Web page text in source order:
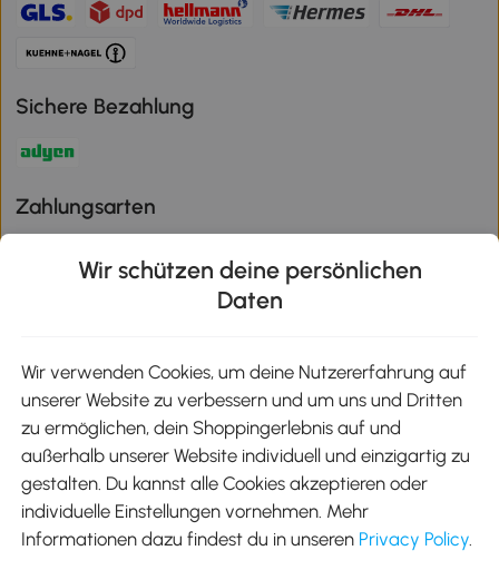
Sichere Bezahlung
Zahlungsarten
Aosom-App
Google Play
Wir schützen deine persönlichen
Daten
Wir verwenden Cookies, um deine Nutzererfahrung auf
unserer Website zu verbessern und um uns und Dritten
zu ermöglichen, dein Shoppingerlebnis auf und
außerhalb unserer Website individuell und einzigartig zu
gestalten. Du kannst alle Cookies akzeptieren oder
individuelle Einstellungen vornehmen. Mehr
Informationen dazu findest du in unseren Privacy Policy.